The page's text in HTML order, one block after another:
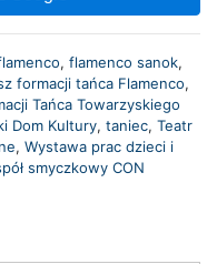
, flamenco sanok,
formacji tańca Flamenco,
Tańca Towarzyskiego
Dom Kultury, taniec, Teatr
, Wystawa prac dzieci i
smyczkowy CON